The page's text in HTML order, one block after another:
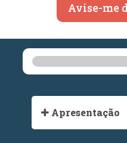
Avise-me
Apresentação